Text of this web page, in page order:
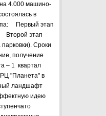
на 4.000 машино-
в
Первый этап
Второй этап
Сроки
получение
– 1 квартал
"Планета" в
ландшафт
идею